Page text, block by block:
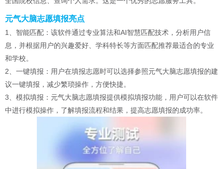
元气大脑志愿填报亮点
1、智能匹配：该软件通过专业算法和AI智慧匹配技术，分析用户信
息，并根据用户的兴趣爱好、学科特长等方面匹配推荐最适合的专业
和学校。
2、一键填报：用户在填报志愿时可以选择参照元气大脑志愿填报的建
议一键填报，减少繁琐操作，方便快捷。
3、模拟填报：元气大脑志愿填报提供模拟填报功能，用户可以在软件
中进行模拟操作，了解填报流程和结果，提高志愿填报的成功率。